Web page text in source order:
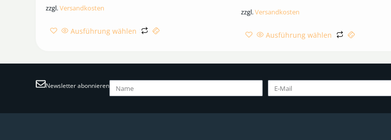
zzgl.Versandkosten
Ausführung wählen
zzgl.Versandkosten
Ausführung wählen
Newsletter abonnieren